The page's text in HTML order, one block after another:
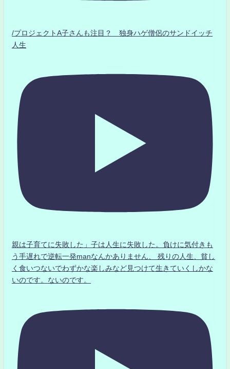
/プロジェクトA子さんも注目？ 独身ハゲ僧侶のサンドイッチ
人生
親は子育てに失敗した」子は人生に失敗した。負けに気付きも
う手遅れで逆転一発manなんかありません、 残りの人生、貧し
く食いつないでわずかな楽しみなど見つけて生きていくしかな
いのです。ないのです。